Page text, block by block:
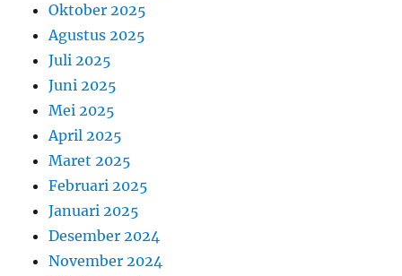
Oktober 2025
Agustus 2025
Juli 2025
Juni 2025
Mei 2025
April 2025
Maret 2025
Februari 2025
Januari 2025
Desember 2024
November 2024